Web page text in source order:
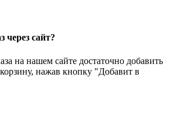
через сайт?
на нашем сайте достаточно добавить
нажав кнопку "Добавит в